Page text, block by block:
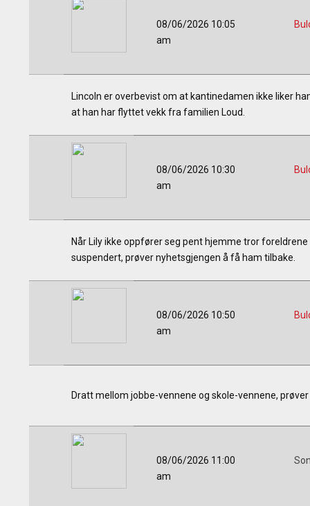
08/06/2026 10:05
am
Lincoln er overbevist om at kantinedamen ikke liker
at han har flyttet vekk fra familien Loud.
08/06/2026 10:30
am
Når Lily ikke oppfører seg pent hjemme tror
suspendert, prøver nyhetsgjengen å få ham tilbake.
08/06/2026 10:50
am
Dratt mellom jobbe-vennene og skole-vennene,
08/06/2026 11:00
am